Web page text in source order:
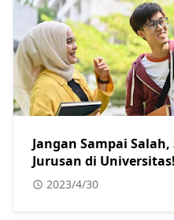
Jangan Sampai
Jurusan di Universitas!
2023/4/30